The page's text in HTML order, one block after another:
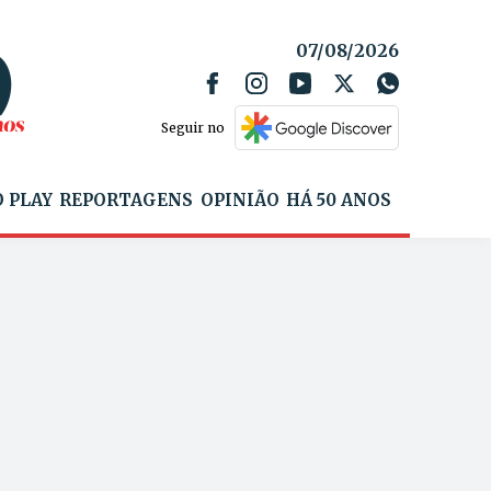
07/08/2026
Seguir no
PLAY REPORTAGENS OPINIÃO HÁ 50 ANOS